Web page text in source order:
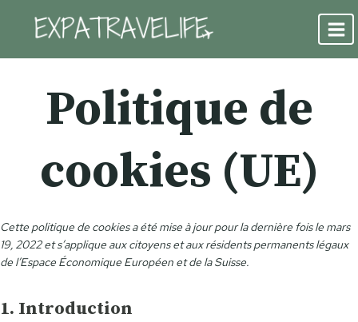
contenu
Politique de
cookies (UE)
Cette politique de cookies a été mise à jour pour la dernière fois le mars
19, 2022 et s’applique aux citoyens et aux résidents permanents légaux
de l’Espace Économique Européen et de la Suisse.
1. Introduction